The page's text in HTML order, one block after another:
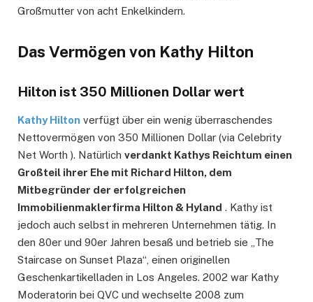
Großmutter von acht Enkelkindern.
Das Vermögen von Kathy Hilton
Hilton ist 350 Millionen Dollar wert
Kathy Hilton verfügt über ein wenig überraschendes
Nettovermögen von 350 Millionen Dollar (via Celebrity
Net Worth ). Natürlich verdankt Kathys Reichtum einen
Großteil ihrer Ehe mit Richard Hilton, dem
Mitbegründer der erfolgreichen
Immobilienmaklerfirma Hilton & Hyland . Kathy ist
jedoch auch selbst in mehreren Unternehmen tätig. In
den 80er und 90er Jahren besaß und betrieb sie „The
Staircase on Sunset Plaza“, einen originellen
Geschenkartikelladen in Los Angeles. 2002 war Kathy
Moderatorin bei QVC und wechselte 2008 zum